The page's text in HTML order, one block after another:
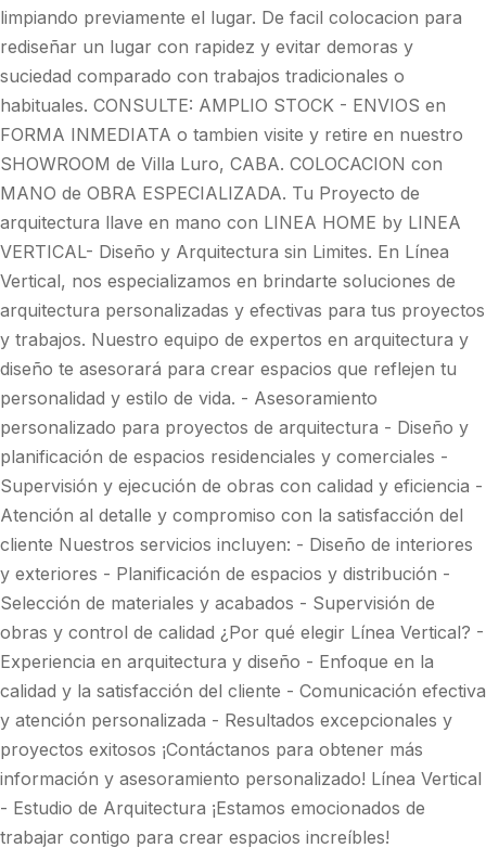
limpiando previamente el lugar. De facil colocacion para
rediseñar un lugar con rapidez y evitar demoras y
suciedad comparado con trabajos tradicionales o
habituales. CONSULTE: AMPLIO STOCK - ENVIOS en
FORMA INMEDIATA o tambien visite y retire en nuestro
SHOWROOM de Villa Luro, CABA. COLOCACION con
MANO de OBRA ESPECIALIZADA. Tu Proyecto de
arquitectura llave en mano con LINEA HOME by LINEA
VERTICAL- Diseño y Arquitectura sin Limites. En Línea
Vertical, nos especializamos en brindarte soluciones de
arquitectura personalizadas y efectivas para tus proyectos
y trabajos. Nuestro equipo de expertos en arquitectura y
diseño te asesorará para crear espacios que reflejen tu
personalidad y estilo de vida. - Asesoramiento
personalizado para proyectos de arquitectura - Diseño y
planificación de espacios residenciales y comerciales -
Supervisión y ejecución de obras con calidad y eficiencia -
Atención al detalle y compromiso con la satisfacción del
cliente Nuestros servicios incluyen: - Diseño de interiores
y exteriores - Planificación de espacios y distribución -
Selección de materiales y acabados - Supervisión de
obras y control de calidad ¿Por qué elegir Línea Vertical? -
Experiencia en arquitectura y diseño - Enfoque en la
calidad y la satisfacción del cliente - Comunicación efectiva
y atención personalizada - Resultados excepcionales y
proyectos exitosos ¡Contáctanos para obtener más
información y asesoramiento personalizado! Línea Vertical
- Estudio de Arquitectura ¡Estamos emocionados de
trabajar contigo para crear espacios increíbles!